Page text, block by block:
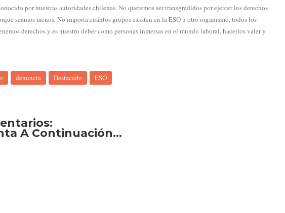
por nuestras autoridades chilenas. No queremos ser transgredidos por ejercer los derechos
seamos menos. No importa cuántos grupos existen en la ESO u otro organismo, todos los
derechos y es nuestro deber como personas inmersas en el mundo laboral, hacerlos valer y
denuncia Destacado ESO
A Continuación...